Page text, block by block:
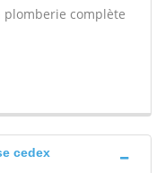
plomberie complète
cedex